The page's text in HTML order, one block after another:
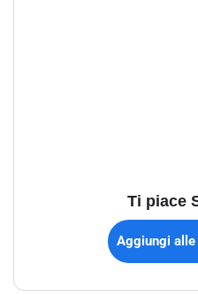
Ti piace
Aggiungi